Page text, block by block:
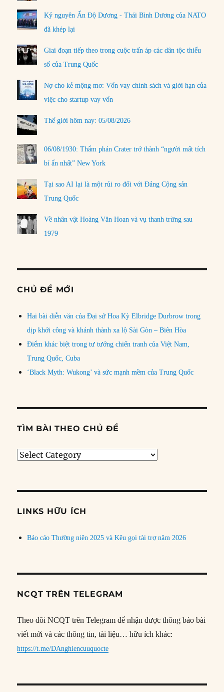
Kỷ nguyên Ấn Độ Dương - Thái Bình Dương của NATO
đã khép lại
Giai đoạn tiếp theo trong cuộc trấn áp các dân tộc thiểu
số của Trung Quốc
Nợ cho kẻ mộng mơ: Vốn vay chính sách và giới hạn của
việc cho startup vay vốn
Thế giới hôm nay: 05/08/2026
06/08/1930: Thẩm phán Crater trở thành “người mất tích
bí ẩn nhất” New York
Tại sao AI lại là một rủi ro đối với Đảng Cộng sản
Trung Quốc
Về nhân vật Hoàng Văn Hoan và vụ thanh trừng sau
1979
CHỦ ĐỀ MỚI
Hai bài diễn văn của Đại sứ Hoa Kỳ Elbridge Durbrow trong
dịp khởi công và khánh thành xa lộ Sài Gòn – Biên Hòa
Điểm khác biệt trong tư tưởng chiến tranh của Việt Nam,
Trung Quốc, Cuba
‘Black Myth: Wukong’ và sức mạnh mềm của Trung Quốc
TÌM BÀI THEO CHỦ ĐỀ
Tìm
đề
LINKS HỮU ÍCH
Báo cáo Thường niên 2025 và Kêu gọi tài trợ năm 2026
NCQT TRÊN TELEGRAM
Theo dõi NCQT trên Telegram để nhận được thông báo bài
viết mới và các thông tin, tài liệu… hữu ích khác:
https://t.me/DAnghiencuuquocte